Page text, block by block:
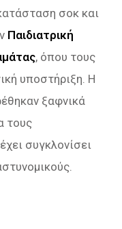
σοκ και
Παιδιατρική
, όπου τους
υποστήριξη. Η
ξαφνικά
τους
συγκλονίσει